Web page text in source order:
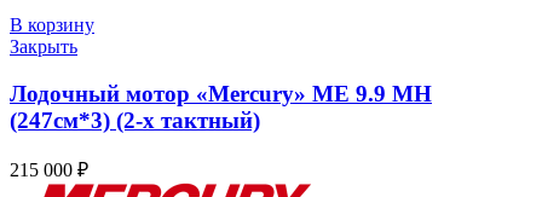
В корзину
Закрыть
Лодочный мотор «Mercury» ME 9.9 MН
(247см*3) (2-х тактный)
215 000 ₽